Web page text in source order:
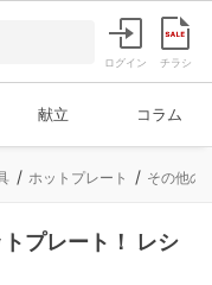
ログイン チラシ
献立 コラム
ホットプレート その他の
プレート！ レシ